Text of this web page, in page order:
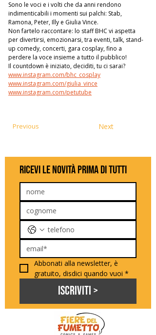
Sono le voci e i volti che da anni rendono
indimenticabili i momenti sui palchi: Stab,
Ramona, Peter, Illy e Giulia Vince.
Non fartelo raccontare: lo staff BHC vi aspetta
per divertirsi, emozionarsi, tra eventi, talk, stand-
up comedy, concerti, gara cosplay, fino a
perdere la voce insieme a tutto il pubblico!
Il countdown è iniziato, deciditi, tu ci sarai?
www.instagram.com/bhc_cosplay
www.instagram.com/giulia_vince
www.instagram.com/petutube
Previous Next
ricevi le novità prima di tutti
Abbonati alla newsletter, è
gratuito, disdici quando vuoi *
Iscriviti >